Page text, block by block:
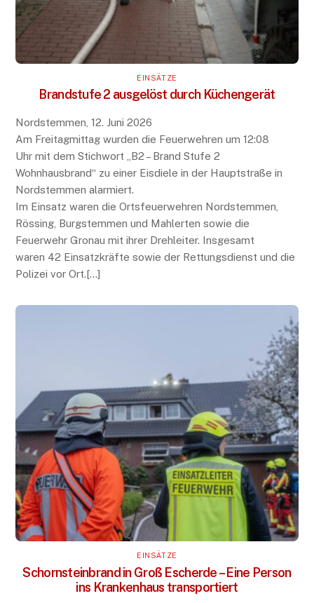
EINSÄTZE
Brandstufe 2 ausgelöst durch Küchengerät
Nordstemmen, 12. Juni 2026
Am Freitagmittag wurden die Feuerwehren um 12:08
Uhr mit dem Stichwort „B2 – Brand Stufe 2
Wohnhausbrand“ zu einer Eisdiele in der Hauptstraße in
Nordstemmen alarmiert.
Im Einsatz waren die Ortsfeuerwehren Nordstemmen,
Rössing, Burgstemmen und Mahlerten sowie die
Feuerwehr Gronau mit ihrer Drehleiter. Insgesamt
waren 42 Einsatzkräfte sowie der Rettungsdienst und die
Polizei vor Ort.[…]
EINSÄTZE
Schornsteinbrand in Groß Escherde – Eine Person
ins Krankenhaus transportiert